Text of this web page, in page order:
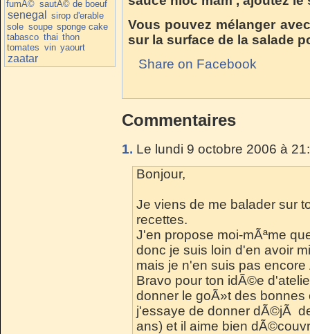
fumÃ© sautÃ© de boeuf
senegal
sirop d'erable
sole soupe sponge cake
tabasco thai thon
tomates vin yaourt
zaatar
Vous pouvez mélanger
sur la surface de la salade
Share on Facebook
Commentaires
1. Le lundi 9 octobre 2006 à
Bonjour,
Je viens de me balader sur
recettes.
J'en propose moi-mÃªme
donc je suis loin d'en avoir
mais je n'en suis pas
Bravo pour ton idÃ©e
donner le goÃ»t des
j'essaye de donner dÃ©jÃ
ans) et il aime bien